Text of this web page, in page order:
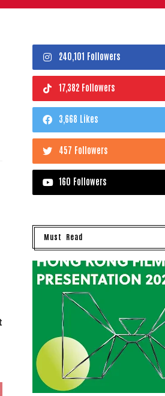
240,101 Followers
17,382 Followers
3,668 Likes
457 Followers
160 Followers
Must Read